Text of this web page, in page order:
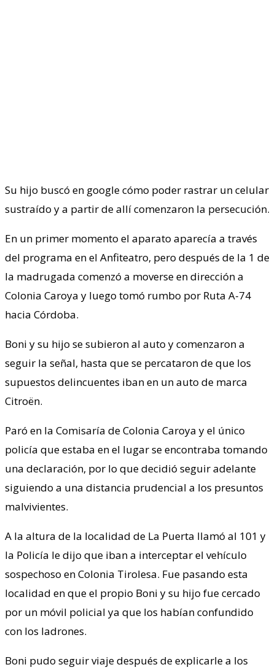
Su hijo buscó en google cómo poder rastrar un celular
sustraído y a partir de allí comenzaron la persecución.
En un primer momento el aparato aparecía a través
del programa en el Anfiteatro, pero después de la 1 de
la madrugada comenzó a moverse en dirección a
Colonia Caroya y luego tomó rumbo por Ruta A-74
hacia Córdoba.
Boni y su hijo se subieron al auto y comenzaron a
seguir la señal, hasta que se percataron de que los
supuestos delincuentes iban en un auto de marca
Citroën.
Paró en la Comisaría de Colonia Caroya y el único
policía que estaba en el lugar se encontraba tomando
una declaración, por lo que decidió seguir adelante
siguiendo a una distancia prudencial a los presuntos
malvivientes.
A la altura de la localidad de La Puerta llamó al 101 y
la Policía le dijo que iban a interceptar el vehículo
sospechoso en Colonia Tirolesa. Fue pasando esta
localidad en que el propio Boni y su hijo fue cercado
por un móvil policial ya que los habían confundido
con los ladrones.
Boni pudo seguir viaje después de explicarle a los